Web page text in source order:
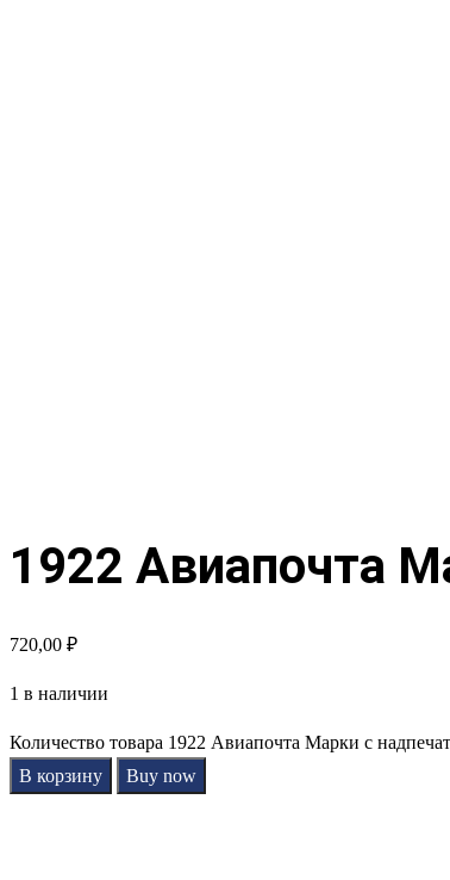
1922 Авиапочта
720,00 ₽
1 в наличии
Количество товара 1922 Авиапочта Марки с
В корзину
Buy now